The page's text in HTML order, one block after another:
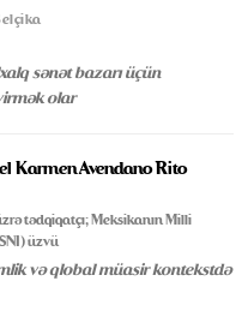
sənət bazarı üçün
olar
Karmen Avendano Rito
tədqiqatçı; Meksikanın Milli
üzvü
və qlobal müasir kontekstdə